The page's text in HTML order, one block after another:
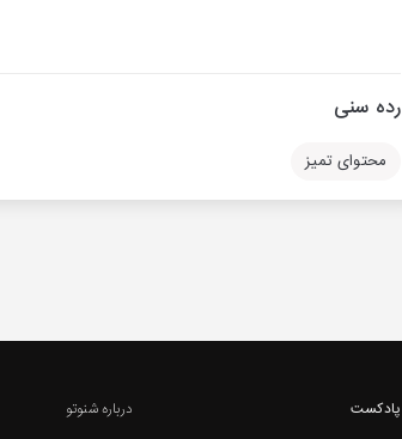
رده سنی
محتوای تمیز
پادکست
درباره شنوتو